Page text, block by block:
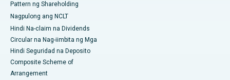
Pinakamahusay na Ospital ng Kanser ng Kababaihan sa Timog
Delhi
Pattern ng Shareholding
Nagpulong ang NCLT
Hindi Na-claim na Dividends
Circular na Nag-iimbita ng Mga
Hindi Seguridad na Deposito
Composite Scheme of
Arrangement